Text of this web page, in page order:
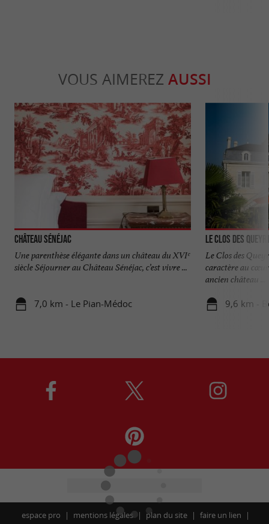
VOUS AIMEREZ AUSSI
Château Sénéjac
Une parenthèse élégante dans un château du XVIᵉ
siècle Séjourner au Château Sénéjac, c’est vivre ...
7,0 km - Le Pian-Médoc
Le Clos des
Le Clos des
caractère au cœur
ancien château ...
9,6 km -
espace pro mentions légales plan du site faire un lien